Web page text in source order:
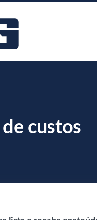
de custos